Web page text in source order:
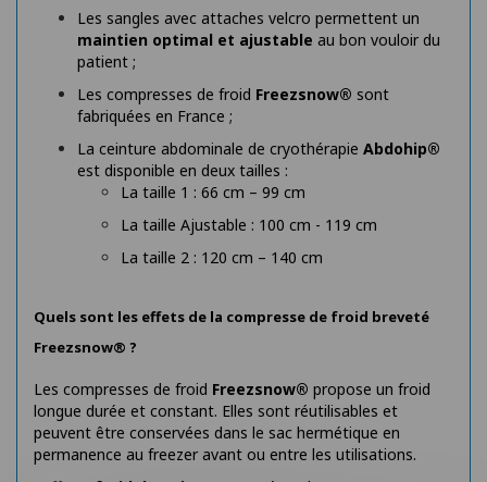
Les sangles avec attaches velcro permettent un
maintien optimal et ajustable au bon vouloir du
patient ;
Les compresses de froid Freezsnow® sont
fabriquées en France ;
La ceinture abdominale de cryothérapie Abdohip®
est disponible en deux tailles :
La taille 1 : 66 cm – 99 cm
La taille Ajustable : 100 cm - 119 cm
La taille 2 : 120 cm – 140 cm
Quels sont les effets de la compresse de froid breveté
Freezsnow® ?
Les compresses de froid Freezsnow® propose un froid
longue durée et constant. Elles sont réutilisables et
peuvent être conservées dans le sac hermétique en
permanence au freezer avant ou entre les utilisations.